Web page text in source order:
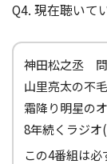
Q4. 現在聴いて
神田松之丞
山里亮太の不
霜降り明星の
8年続くラジオ
この4番組は必